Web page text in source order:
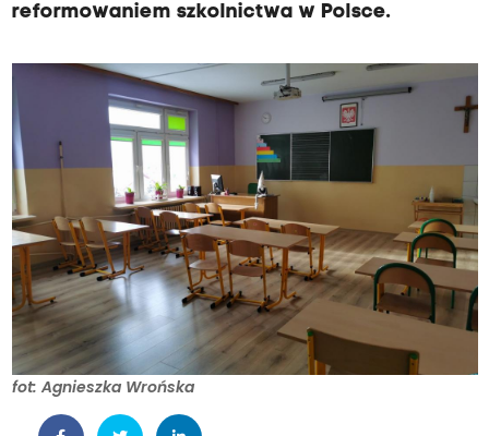
reformowaniem szkolnictwa w Polsce.
fot: Agnieszka Wrońska